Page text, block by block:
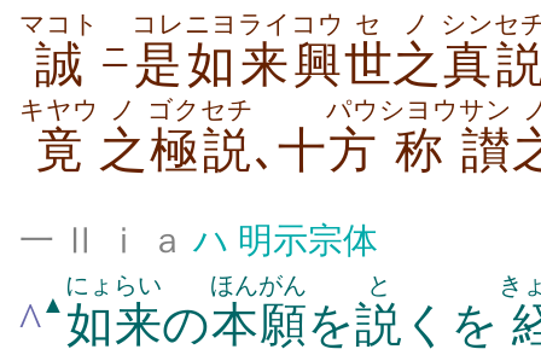
誠
マコト
ニ 是
コレ
如
ニヨ
来
ライ
興
コウ
世
セ
之
ノ
真
シンセ
竟
キヤウ
之
ノ
極
ゴク
説
セチ
､十方
パウ
称
シヨウ
讃
サン
一 Ⅱ ⅰ ａ ハ 明示宗体
^▲ 如来
にょらい
の本願
ほんがん
を説
と
くを
き